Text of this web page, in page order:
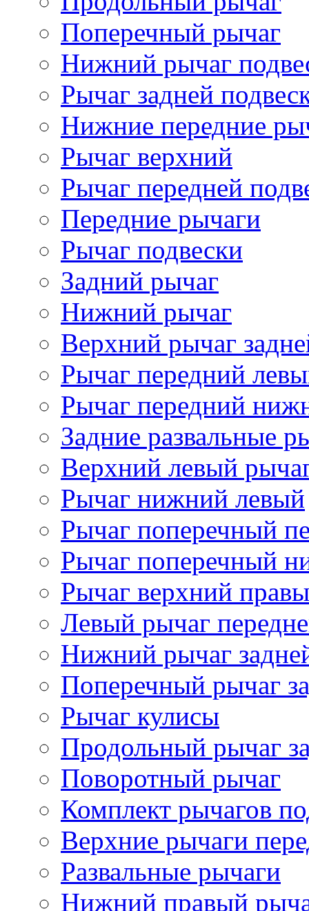
Поперечный рычаг
Нижний рычаг
Рычаг задней
Нижние передние
Рычаг верхний
Рычаг передней
Передние рычаги
Рычаг подвески
Задний рычаг
Нижний рычаг
Верхний рычаг
Рычаг передний
Рычаг передний
Задние развальные
Верхний левый
Рычаг нижний левый
Рычаг поперечный
Рычаг поперечный
Рычаг верхний
Левый рычаг
Нижний рычаг
Поперечный рычаг
Рычаг кулисы
Продольный рычаг
Поворотный рычаг
Комплект рычагов
Верхние рычаги
Развальные рычаги
Нижний правый